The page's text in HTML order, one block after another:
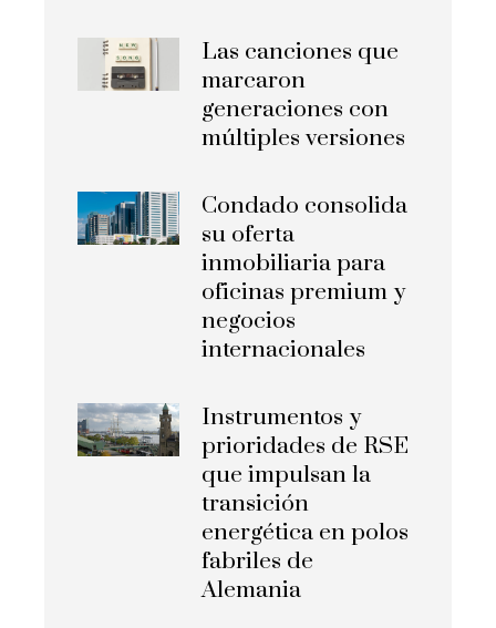
Las canciones que
marcaron
generaciones con
múltiples versiones
Condado consolida
su oferta
inmobiliaria para
oficinas premium y
negocios
internacionales
Instrumentos y
prioridades de RSE
que impulsan la
transición
energética en polos
fabriles de
Alemania